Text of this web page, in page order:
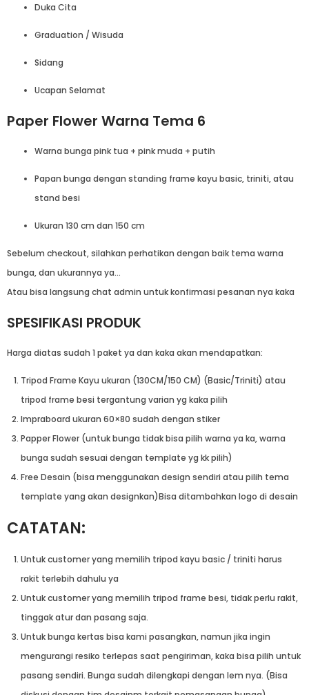
Duka Cita
Graduation / Wisuda
Sidang
Ucapan Selamat
Paper Flower Warna Tema 6
Warna bunga pink tua + pink muda + putih
Papan bunga dengan standing frame kayu basic, triniti, atau
stand besi
Ukuran 130 cm dan 150 cm
Sebelum checkout, silahkan perhatikan dengan baik tema warna
bunga, dan ukurannya ya…
Atau bisa langsung chat admin untuk konfirmasi pesanan nya kaka
SPESIFIKASI PRODUK
Harga diatas sudah 1 paket ya dan kaka akan mendapatkan:
Tripod Frame Kayu ukuran (130CM/150 CM) (Basic/Triniti) atau
tripod frame besi tergantung varian yg kaka pilih
Impraboard ukuran 60×80 sudah dengan stiker
Papper Flower (untuk bunga tidak bisa pilih warna ya ka, warna
bunga sudah sesuai dengan template yg kk pilih)
Free Desain (bisa menggunakan design sendiri atau pilih tema
template yang akan designkan)Bisa ditambahkan logo di desain
CATATAN:
Untuk customer yang memilih tripod kayu basic / triniti harus
rakit terlebih dahulu ya
Untuk customer yang memilih tripod frame besi, tidak perlu rakit,
tinggak atur dan pasang saja.
Untuk bunga kertas bisa kami pasangkan, namun jika ingin
mengurangi resiko terlepas saat pengiriman, kaka bisa pilih untuk
pasang sendiri. Bunga sudah dilengkapi dengan lem nya. (Bisa